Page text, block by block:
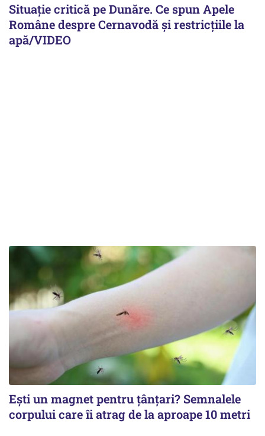
Situație critică pe Dunăre. Ce spun Apele
Române despre Cernavodă și restricțiile la
apă/VIDEO
Ești un magnet pentru țânțari? Semnalele
corpului care îi atrag de la aproape 10 metri